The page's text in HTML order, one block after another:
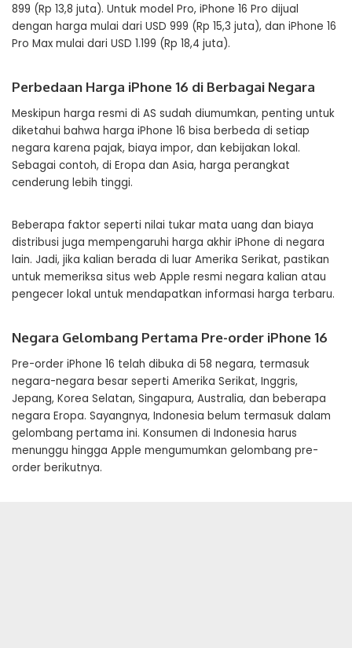
899 (Rp 13,8 juta). Untuk model Pro, iPhone 16 Pro dijual
dengan harga mulai dari USD 999 (Rp 15,3 juta), dan iPhone 16
Pro Max mulai dari USD 1.199 (Rp 18,4 juta).
Perbedaan Harga iPhone 16 di Berbagai Negara
Meskipun harga resmi di AS sudah diumumkan, penting untuk
diketahui bahwa harga iPhone 16 bisa berbeda di setiap
negara karena pajak, biaya impor, dan kebijakan lokal.
Sebagai contoh, di Eropa dan Asia, harga perangkat
cenderung lebih tinggi.
Beberapa faktor seperti nilai tukar mata uang dan biaya
distribusi juga mempengaruhi harga akhir iPhone di negara
lain. Jadi, jika kalian berada di luar Amerika Serikat, pastikan
untuk memeriksa situs web Apple resmi negara kalian atau
pengecer lokal untuk mendapatkan informasi harga terbaru.
Negara Gelombang Pertama Pre-order iPhone 16
Pre-order iPhone 16 telah dibuka di 58 negara, termasuk
negara-negara besar seperti Amerika Serikat, Inggris,
Jepang, Korea Selatan, Singapura, Australia, dan beberapa
negara Eropa. Sayangnya, Indonesia belum termasuk dalam
gelombang pertama ini. Konsumen di Indonesia harus
menunggu hingga Apple mengumumkan gelombang pre-
order berikutnya.